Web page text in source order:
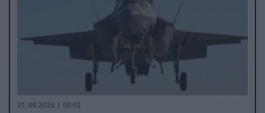
01.08.2026 | 00:02